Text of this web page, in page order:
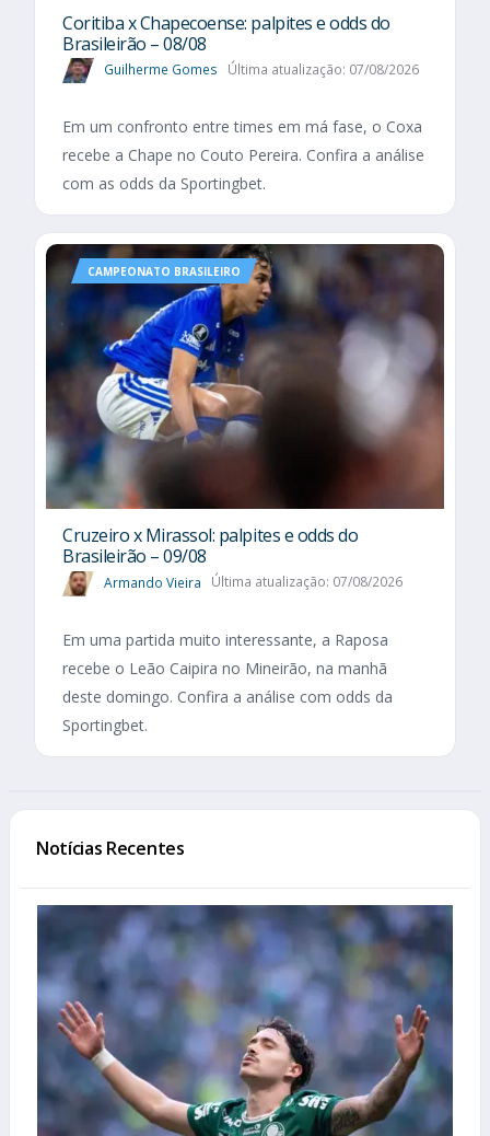
Coritiba x Chapecoense: palpites e odds do
Brasileirão – 08/08
Guilherme Gomes Última atualização: 07/08/2026
Em um confronto entre times em má fase, o Coxa
recebe a Chape no Couto Pereira. Confira a análise
com as odds da Sportingbet.
CAMPEONATO BRASILEIRO
Cruzeiro x Mirassol: palpites e odds do
Brasileirão – 09/08
Armando Vieira Última atualização: 07/08/2026
Em uma partida muito interessante, a Raposa
recebe o Leão Caipira no Mineirão, na manhã
deste domingo. Confira a análise com odds da
Sportingbet.
Notícias Recentes